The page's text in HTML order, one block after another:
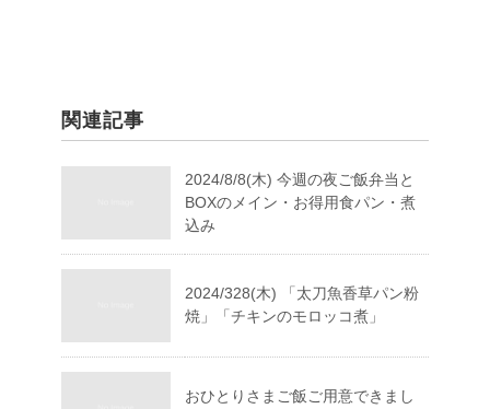
関連記事
2024/8/8(木) 今週の夜ご飯弁当と
BOXのメイン・お得用食パン・煮
込み
2024/328(木) 「太刀魚香草パン粉
焼」「チキンのモロッコ煮」
おひとりさまご飯ご用意できまし